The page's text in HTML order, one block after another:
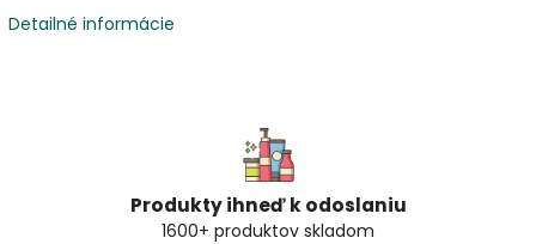
Detailné informácie
Produkty ihneď k odoslaniu
1600+ produktov skladom